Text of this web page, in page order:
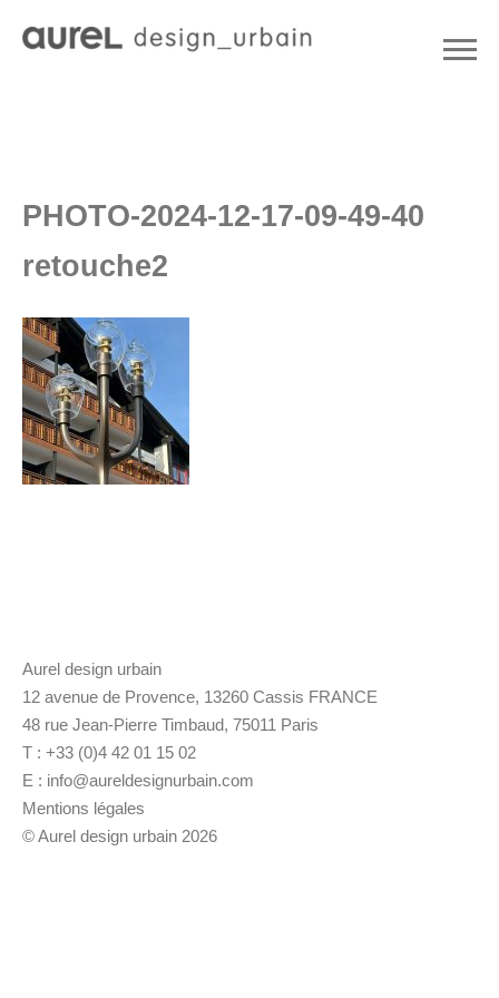
PHOTO-2024-12-17-09-49-40
retouche2
Aurel design urbain
12 avenue de Provence, 13260 Cassis FRANCE
48 rue Jean-Pierre Timbaud, 75011 Paris
T : +33 (0)4 42 01 15 02
E : info@aureldesignurbain.com
Mentions légales
© Aurel design urbain 2026